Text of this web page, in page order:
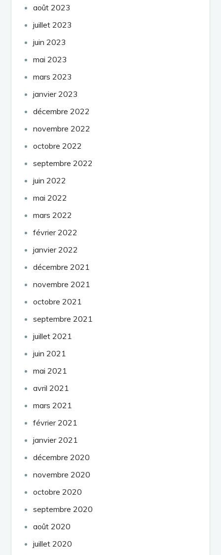
août 2023
juillet 2023
juin 2023
mai 2023
mars 2023
janvier 2023
décembre 2022
novembre 2022
octobre 2022
septembre 2022
juin 2022
mai 2022
mars 2022
février 2022
janvier 2022
décembre 2021
novembre 2021
octobre 2021
septembre 2021
juillet 2021
juin 2021
mai 2021
avril 2021
mars 2021
février 2021
janvier 2021
décembre 2020
novembre 2020
octobre 2020
septembre 2020
août 2020
juillet 2020